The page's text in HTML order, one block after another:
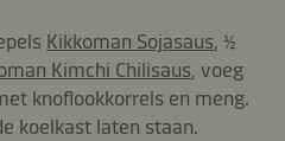
Kikkoman Sojasaus, ½
Kimchi Chilisaus, voeg
knoflookkorrels en meng.
koelkast laten staan.